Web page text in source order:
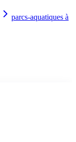
parcs-aquatiques à